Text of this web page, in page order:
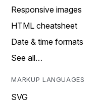
Responsive images
HTML cheatsheet
Date & time formats
See all…
MARKUP LANGUAGES
SVG